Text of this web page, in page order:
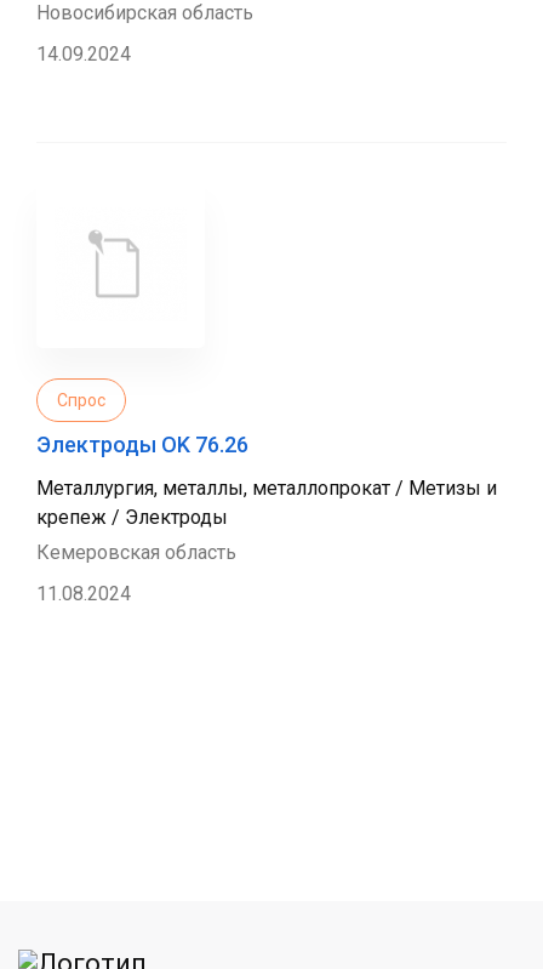
Новосибирская область
14.09.2024
Спрос
Электроды OK 76.26
Металлургия, металлы, металлопрокат / Метизы и
крепеж / Электроды
Кемеровская область
11.08.2024